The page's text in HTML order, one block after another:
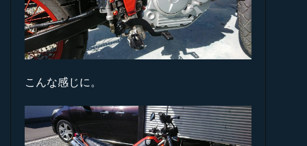
こんな感じに。